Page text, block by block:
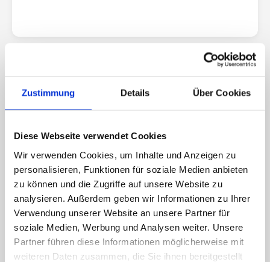
Zustimmung Details Über Cookies
Diese Webseite verwendet Cookies
Wir verwenden Cookies, um Inhalte und Anzeigen zu
personalisieren, Funktionen für soziale Medien anbieten
zu können und die Zugriffe auf unsere Website zu
analysieren. Außerdem geben wir Informationen zu Ihrer
Verwendung unserer Website an unsere Partner für
soziale Medien, Werbung und Analysen weiter. Unsere
Partner führen diese Informationen möglicherweise mit
weiteren Daten zusammen, die Sie ihnen bereitgestellt
07/2026 BEWEGUNG & KÖRPERGEFÜHL
Abnehmen ohne Bewegung? Darauf
solltest du nicht setzen